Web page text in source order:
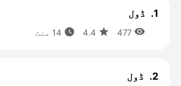
1. ڈول



2. ڈول